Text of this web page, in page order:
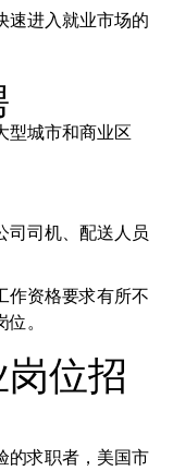
速进入就业市场的
型城市和商业区
司司机、配送人员
作资格要求有所不
。
位招
的求职者，美国市